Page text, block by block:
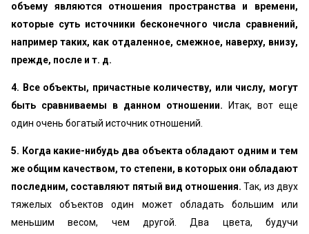
объему являются отношения пространства и времени,
которые суть источники бесконечного числа сравнений,
например таких, как отдаленное, смежное, наверху, внизу,
прежде, после и т. д.
4. Все объекты, причастные количеству, или числу, могут
быть сравниваемы в данном отношении. Итак, вот еще
один очень богатый источник отношений.
5. Когда какие-нибудь два объекта обладают одним и тем
же общим качеством, то степени, в которых они обладают
последним, составляют пятый вид отношения. Так, из двух
тяжелых объектов один может обладать большим или
меньшим весом, чем другой. Два цвета, будучи